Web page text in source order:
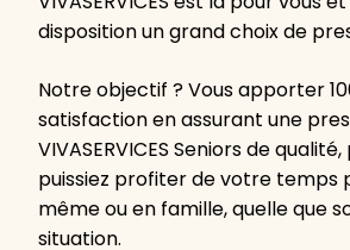
disposition un grand choix de
Notre objectif ? Vous apporter
satisfaction en assurant une
VIVASERVICES Seniors de
puissiez profiter de votre temps
même ou en famille, quelle que
situation.